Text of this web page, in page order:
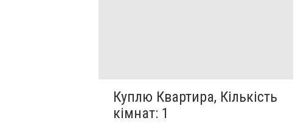
Куплю Квартира, Кількість
кімнат: 1